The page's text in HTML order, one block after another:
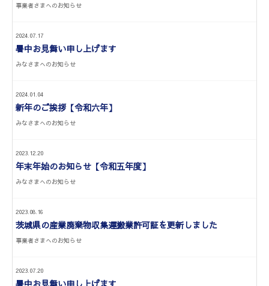
事業者さまへのお知らせ
2024.07.17
暑中お見舞い申し上げます
みなさまへのお知らせ
2024.01.04
新年のご挨拶【令和六年】
みなさまへのお知らせ
2023.12.20
年末年始のお知らせ【令和五年度】
みなさまへのお知らせ
2023.08.16
茨城県の産業廃棄物収集運搬業許可証を更新しました
事業者さまへのお知らせ
2023.07.20
暑中お見舞い申し上げます